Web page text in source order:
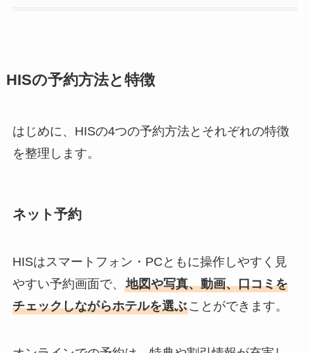
HISの予約方法と特徴
はじめに、HISの4つの予約方法とそれぞれの特徴
を整理します。
ネット予約
HISはスマートフォン・PCともに操作しやすく見
やすい予約画面で、 地図や写真、動画、口コミを
チェックしながらホテルを選ぶことができます。